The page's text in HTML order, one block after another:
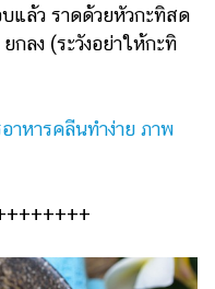
ล้ว ราดด้วยหัวกะทิสด
ลง (ระวังอย่าให้กะทิ
าหารคลีนทำง่าย ภาพ